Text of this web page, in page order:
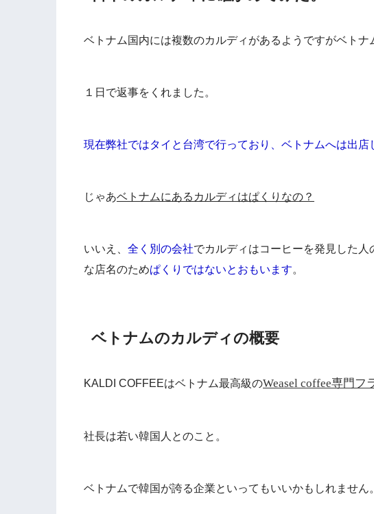
ベトナム国内には複数のカルディがあるようですがベトナ
１日で返事をくれました。
現在弊社ではタイと台湾で行っており、ベトナムへは出店
じゃあベトナムにあるカルディはぱくりなの？
いいえ、 全く別の会社でカルディはコーヒーを発見した
な店名のためぱくりではないとおもいます。
ベトナムのカルディの概要
KALDI COFFEEはベトナム最高級のWeasel coffee専門フ
社長は若い韓国人とのこと。
ベトナムで韓国が誇る企業といってもいいかもしれません。